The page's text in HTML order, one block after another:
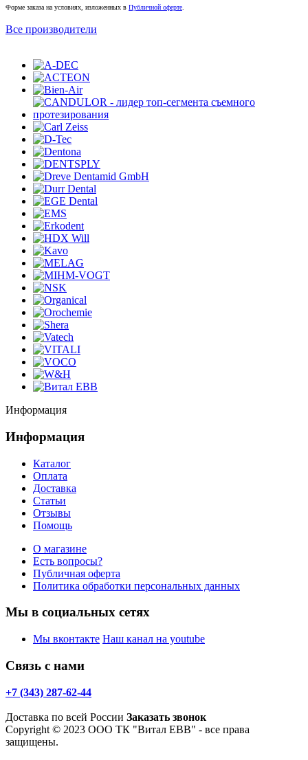
Форме заказа на условиях, изложенных в Публичной оферте.
Все производители
Информация
Информация
Каталог
Оплата
Доставка
Статьи
Отзывы
Помощь
О магазине
Есть вопросы?
Публичная оферта
Политика обработки персональных данных
Мы в социальных сетях
Мы вконтакте Наш канал на youtube
Связь с нами
+7 (343) 287-62-44
Доставка по всей России Заказать звонок
Copyright © 2023 ООО ТК "Витал ЕВВ" - все права
защищены.